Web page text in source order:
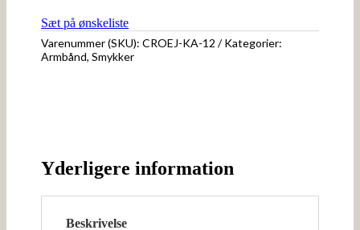
Sæt på ønskeliste
Varenummer (SKU):CROEJ-KA-12
Kategorier:
Armbånd,Smykker
Yderligere information
Beskrivelse